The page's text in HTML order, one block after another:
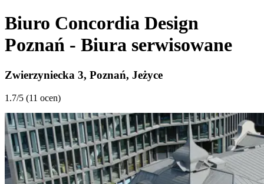
Biuro Concordia Design
Poznań - Biura serwisowane
Zwierzyniecka 3, Poznań, Jeżyce
1.7/5 (11 ocen)